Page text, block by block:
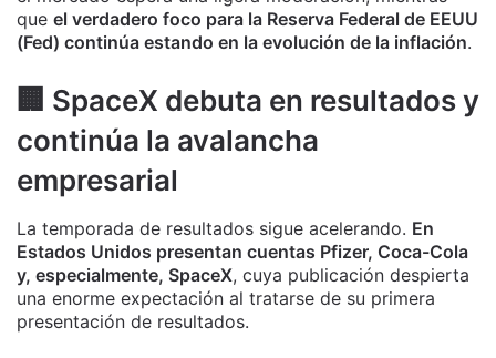
que el verdadero foco para la Reserva Federal de EEUU
(Fed) continúa estando en la evolución de la inflación.
🏢 SpaceX debuta en resultados y
continúa la avalancha
empresarial
La temporada de resultados sigue acelerando. En
Estados Unidos presentan cuentas Pfizer, Coca-Cola
y, especialmente, SpaceX, cuya publicación despierta
una enorme expectación al tratarse de su primera
presentación de resultados.